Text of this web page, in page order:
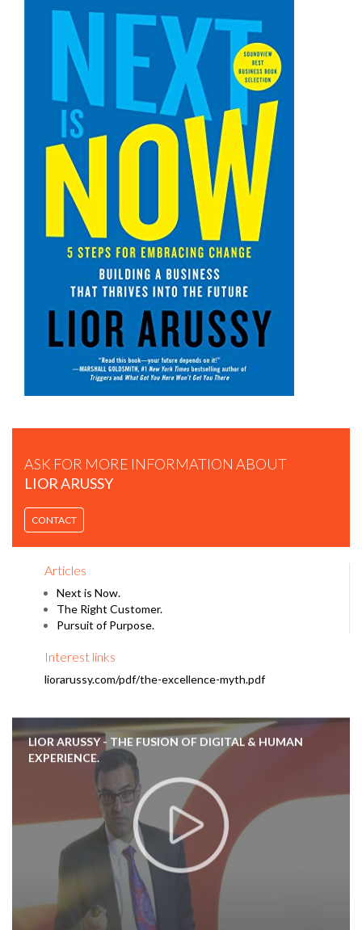
ASK FOR MORE INFORMATION ABOUT
LIOR ARUSSY
CONTACT
Articles
Next is Now.
The Right Customer.
Pursuit of Purpose.
Interest links
liorarussy.com/pdf/the-excellence-myth.pdf
LIOR ARUSSY - EXCEPTIONALIZE IT: EXCITE YOUR
CUSTOMERS.
LIOR ARUSSY - VIDEO REEL.
LIOR ARUSSY - THE FUSION OF DIGITAL & HUMAN
EXPERIENCE.